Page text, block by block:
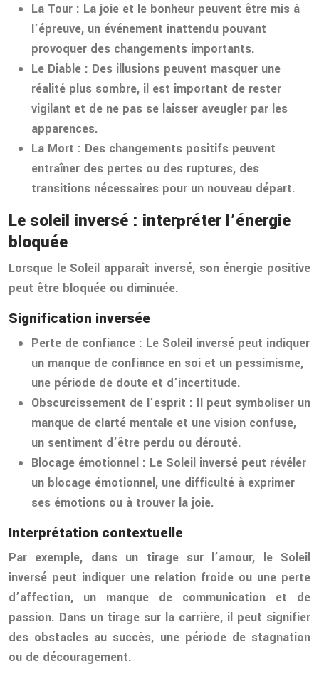
La Tour : La joie et le bonheur peuvent être mis à
l’épreuve, un événement inattendu pouvant
provoquer des changements importants.
Le Diable : Des illusions peuvent masquer une
réalité plus sombre, il est important de rester
vigilant et de ne pas se laisser aveugler par les
apparences.
La Mort : Des changements positifs peuvent
entraîner des pertes ou des ruptures, des
transitions nécessaires pour un nouveau départ.
Le soleil inversé : interpréter l’énergie
bloquée
Lorsque le Soleil apparaît inversé, son énergie positive
peut être bloquée ou diminuée.
Signification inversée
Perte de confiance : Le Soleil inversé peut indiquer
un manque de confiance en soi et un pessimisme,
une période de doute et d’incertitude.
Obscurcissement de l’esprit : Il peut symboliser un
manque de clarté mentale et une vision confuse,
un sentiment d’être perdu ou dérouté.
Blocage émotionnel : Le Soleil inversé peut révéler
un blocage émotionnel, une difficulté à exprimer
ses émotions ou à trouver la joie.
Interprétation contextuelle
Par exemple, dans un tirage sur l’amour, le Soleil
inversé peut indiquer une relation froide ou une perte
d’affection, un manque de communication et de
passion. Dans un tirage sur la carrière, il peut signifier
des obstacles au succès, une période de stagnation
ou de découragement.